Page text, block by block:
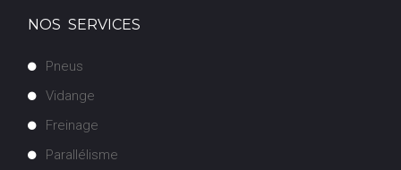
NOS SERVICES
Pneus
Vidange
Freinage
Parallélisme